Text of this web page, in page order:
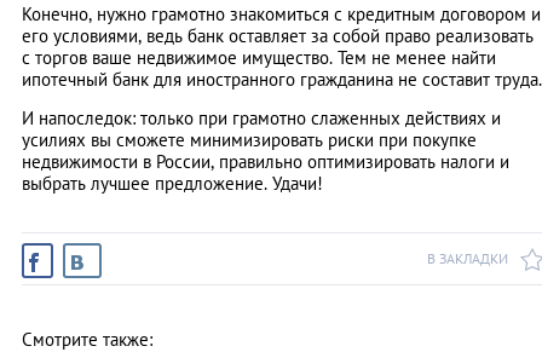
Конечно, нужно грамотно знакомиться с кредитным договором и
его условиями, ведь банк оставляет за собой право реализовать
с торгов ваше недвижимое имущество. Тем не менее найти
ипотечный банк для иностранного гражданина не составит труда.
И напоследок: только при грамотно слаженных действиях и
усилиях вы сможете минимизировать риски при покупке
недвижимости в России, правильно оптимизировать налоги и
выбрать лучшее предложение. Удачи!
В ЗАКЛАДКИ
Смотрите также: